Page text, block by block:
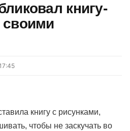
книгу-
своими
книгу с рисунками,
чтобы не заскучать во